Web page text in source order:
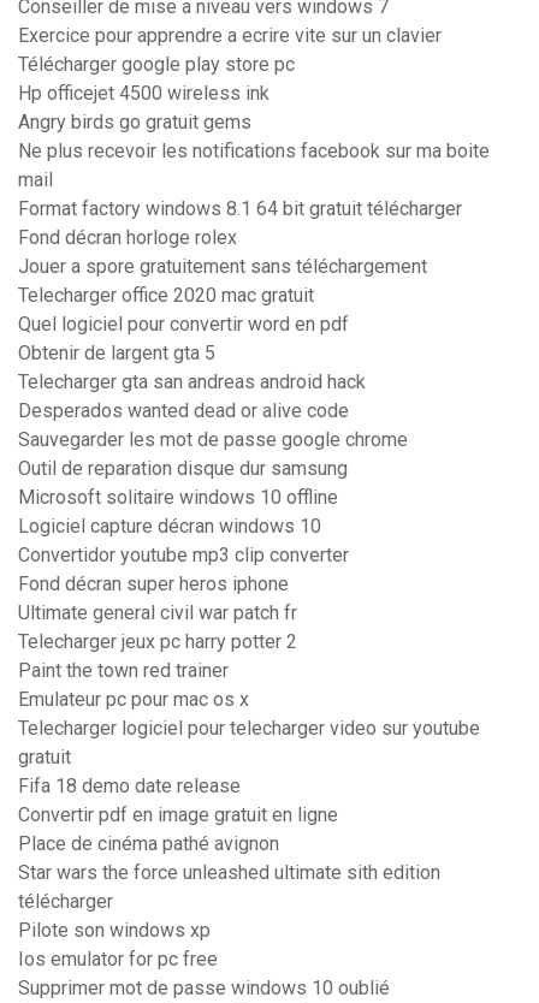
Conseiller de mise a niveau vers windows 7
Exercice pour apprendre a ecrire vite sur un clavier
Télécharger google play store pc
Hp officejet 4500 wireless ink
Angry birds go gratuit gems
Ne plus recevoir les notifications facebook sur ma boite
mail
Format factory windows 8.1 64 bit gratuit télécharger
Fond décran horloge rolex
Jouer a spore gratuitement sans téléchargement
Telecharger office 2020 mac gratuit
Quel logiciel pour convertir word en pdf
Obtenir de largent gta 5
Telecharger gta san andreas android hack
Desperados wanted dead or alive code
Sauvegarder les mot de passe google chrome
Outil de reparation disque dur samsung
Microsoft solitaire windows 10 offline
Logiciel capture décran windows 10
Convertidor youtube mp3 clip converter
Fond décran super heros iphone
Ultimate general civil war patch fr
Telecharger jeux pc harry potter 2
Paint the town red trainer
Emulateur pc pour mac os x
Telecharger logiciel pour telecharger video sur youtube
gratuit
Fifa 18 demo date release
Convertir pdf en image gratuit en ligne
Place de cinéma pathé avignon
Star wars the force unleashed ultimate sith edition
télécharger
Pilote son windows xp
Ios emulator for pc free
Supprimer mot de passe windows 10 oublié